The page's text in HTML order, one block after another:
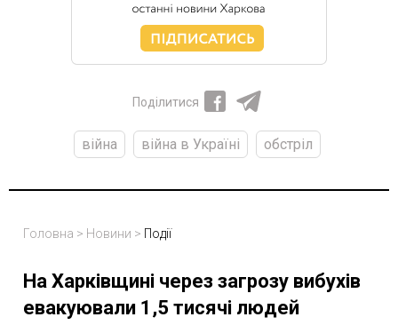
Поділитися
війна війна в Україні обстріл
Головна > Новини > Події
На Харківщині через загрозу вибухів
евакуювали 1,5 тисячі людей